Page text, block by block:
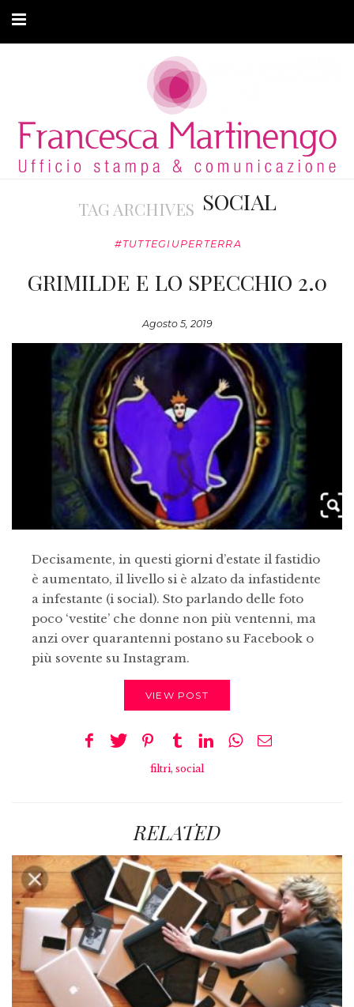
ARTICOLI
MODA ADATTIVA
CONTATTITAG ARCHIVES SOCIAL
#TUTTEGIUPERTERRA
GRIMILDE E LO SPECCHIO 2.0
Agosto 5, 2019
Decisamente, in questi giorni d’estate il fastidio
è aumentato, il livello si è alzato da infastidente
a infestante (i social). Sto parlando delle foto
poco ‘vestite’ che donne non più ventenni, ma
anzi over quarantenni postano su Facebook o
più sovente su Instagram.
VIEW POST
filtri, social
RELATED